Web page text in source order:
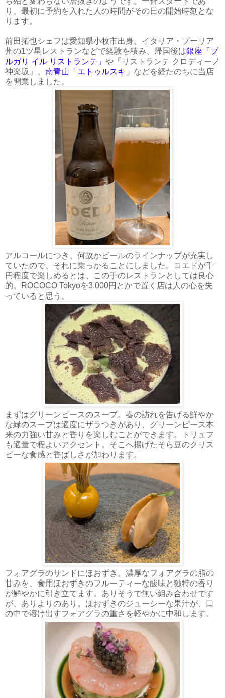
り、最初に予約を入れた人の時間がその日の開始時刻とな
ります。
前田拓也シェフは愛知県小牧市出身。イタリア・プーリア
州の1ツ星レストランなどで経験を積み、帰国後は銀座「ブ
ルガリ イル リストランテ」 や「リストランテ クロディーノ
神楽坂」、 南青山「エトゥルスキ」 などを経たのちに当店
を開業しました。
アルコールにつき、何故かビールのラインナップが充実し
ていたので、それに乗っかることにしました。コエドが千
円程度で楽しめるとは、この手のレストランとしては良心
的。ROCOCO Tokyoを3,000円とかで置く店は人の心を失
っていると思う。
まずはグリーンピースのスープ。春の訪れを告げる鮮やか
な緑のスープは適度にザラつきがあり、グリーンピース本
来の力強い甘みと香りを楽しむことができます。トリュフ
も適量で程よいアクセント。そこへ揚げたそら豆のクリス
ピーな食感と香ばしさが加わります。
フォアグラのサンドにほおずき。濃厚なフォアグラの脂の
甘みを、食用ほおずきのフルーティーな酸味と独特の香り
が鮮やかに引き立てます。ありそうで無い組み合わせです
が、ありよりのあり。ほおずきのジューシーな果汁が、口
の中で溶け出すフォアグラの重さを軽やかに中和します。